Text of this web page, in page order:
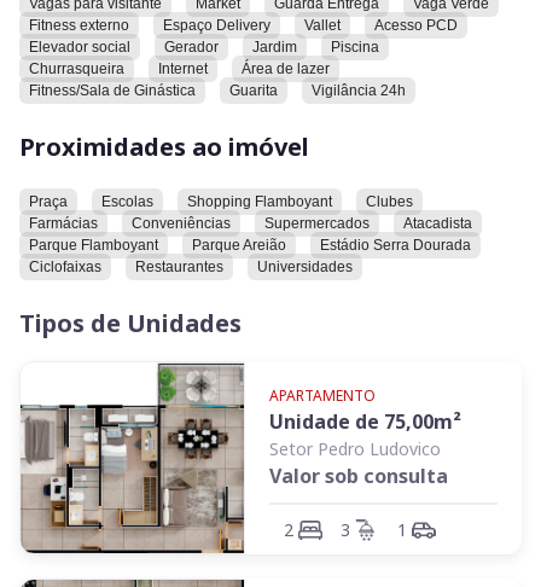
maneira possível.
Vagas para visitante
Market Guarda Entrega
Vaga Verde
Fitness externo
Espaço Delivery Vallet
Acesso PCD
Elevador social
Gerador Jardim
Piscina
Churrasqueira
Internet
Área de lazer
Fitness/Sala de Ginástica
Guarita Vigilância 24h
Proximidades ao imóvel
Praça Escolas Shopping Flamboyant
Clubes
Farmácias
Conveniências Supermercados
Atacadista
Parque Flamboyant
Parque Areião
Estádio Serra Dourada
Ciclofaixas
Restaurantes Universidades
Tipos de Unidades
APARTAMENTO
Unidade de 75,00m²
Setor Pedro Ludovico
Valor sob consulta
2 3 1